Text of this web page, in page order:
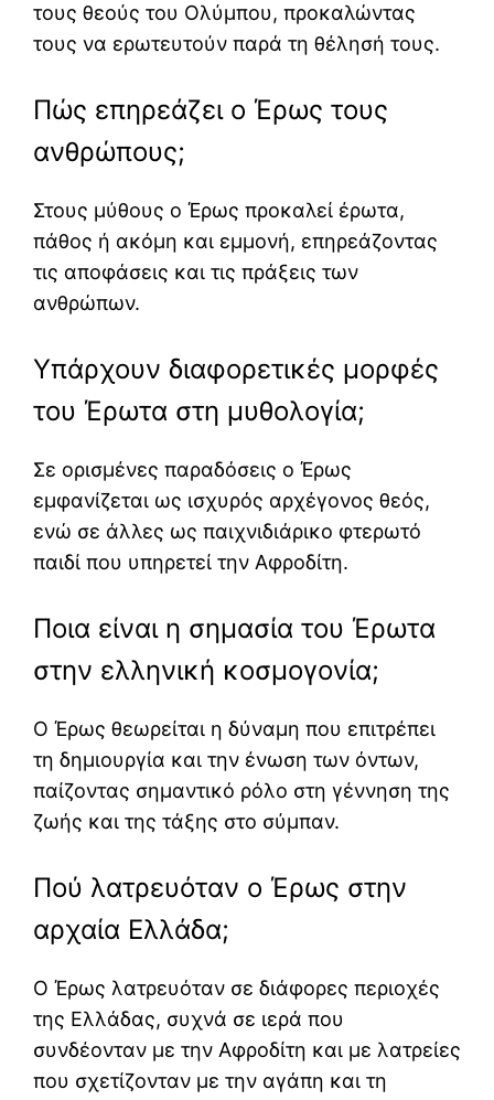
τους θεούς του Ολύμπου, προκαλώντας
τους να ερωτευτούν παρά τη θέλησή τους.
Πώς επηρεάζει ο Έρως τους
ανθρώπους;
Στους μύθους ο Έρως προκαλεί έρωτα,
πάθος ή ακόμη και εμμονή, επηρεάζοντας
τις αποφάσεις και τις πράξεις των
ανθρώπων.
Υπάρχουν διαφορετικές μορφές
του Έρωτα στη μυθολογία;
Σε ορισμένες παραδόσεις ο Έρως
εμφανίζεται ως ισχυρός αρχέγονος θεός,
ενώ σε άλλες ως παιχνιδιάρικο φτερωτό
παιδί που υπηρετεί την Αφροδίτη.
Ποια είναι η σημασία του Έρωτα
στην ελληνική κοσμογονία;
Ο Έρως θεωρείται η δύναμη που επιτρέπει
τη δημιουργία και την ένωση των όντων,
παίζοντας σημαντικό ρόλο στη γέννηση της
ζωής και της τάξης στο σύμπαν.
Πού λατρευόταν ο Έρως στην
αρχαία Ελλάδα;
Ο Έρως λατρευόταν σε διάφορες περιοχές
της Ελλάδας, συχνά σε ιερά που
συνδέονταν με την Αφροδίτη και με λατρείες
που σχετίζονταν με την αγάπη και τη